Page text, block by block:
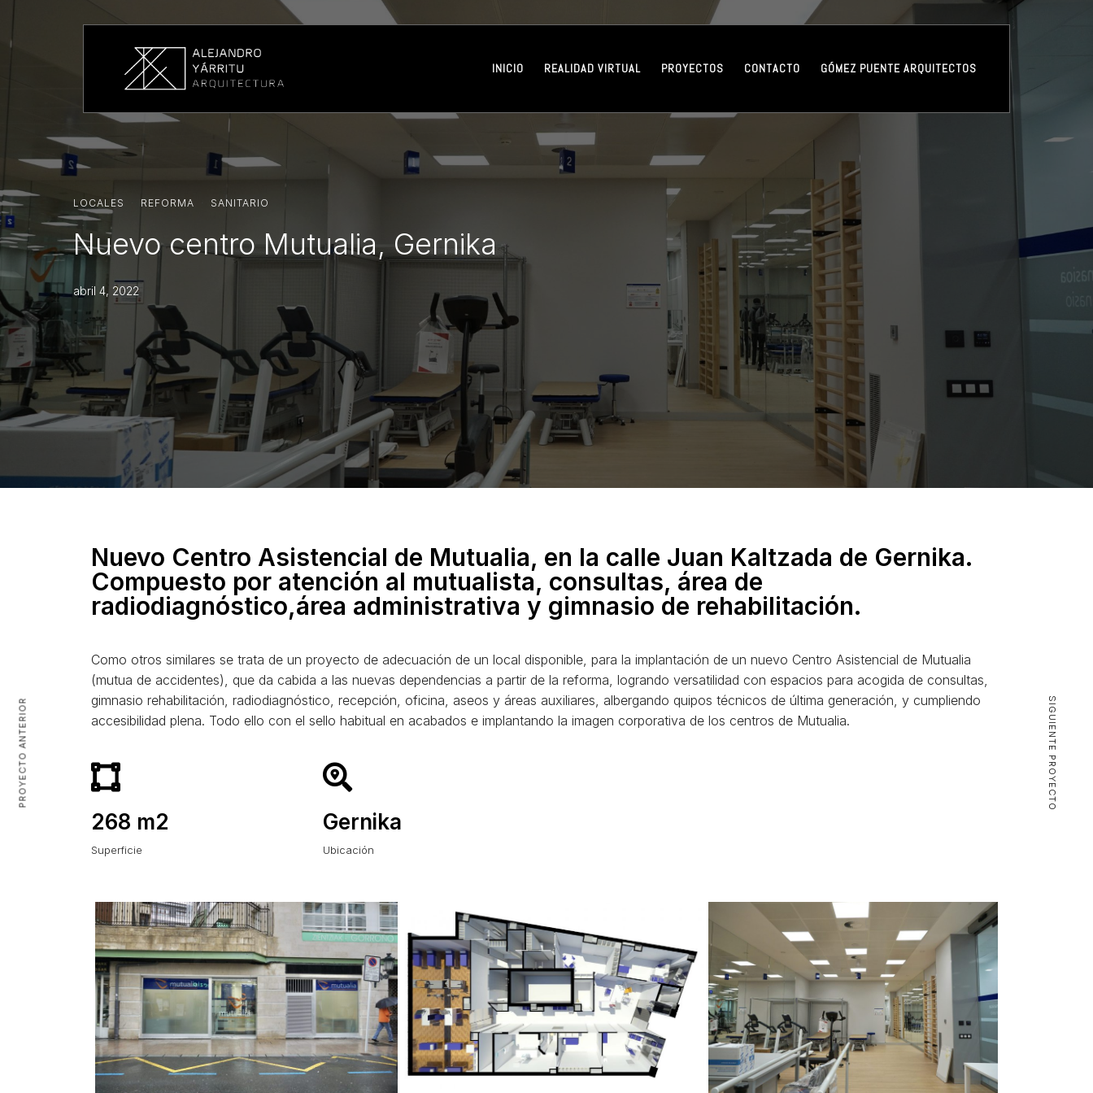
INICIO REALIDAD VIRTUAL PROYECTOS CONTACTO GÓMEZ PUENTE ARQUITECTOS
LOCALES REFORMA SANITARIO
Nuevo centro Mutualia, Gernika
abril 4, 2022
Nuevo Centro Asistencial de Mutualia, en la calle Juan Kaltzada de Gernika.
Compuesto por atención al mutualista, consultas, área de
radiodiagnóstico,área administrativa y gimnasio de rehabilitación.
Como otros similares se trata de un proyecto de adecuación de un local disponible, para la implantación de un nuevo Centro Asistencial de Mutualia
(mutua de accidentes), que da cabida a las nuevas dependencias a partir de la reforma, logrando versatilidad con espacios para acogida de consultas,
gimnasio rehabilitación, radiodiagnóstico, recepción, oficina, aseos y áreas auxiliares, albergando quipos técnicos de última generación, y cumpliendo
accesibilidad plena. Todo ello con el sello habitual en acabados e implantando la imagen corporativa de los centros de Mutualia.
268 m2
Superficie
Gernika
Ubicación
PROYECTO ANTERIOR SIGUIENTE PROYECTO